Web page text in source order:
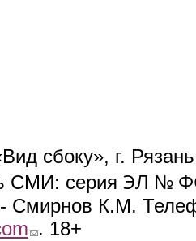
сбоку», г.
СМИ: серия ЭЛ №
- Смирнов К.М.
(link sends e-mail)
. 18+